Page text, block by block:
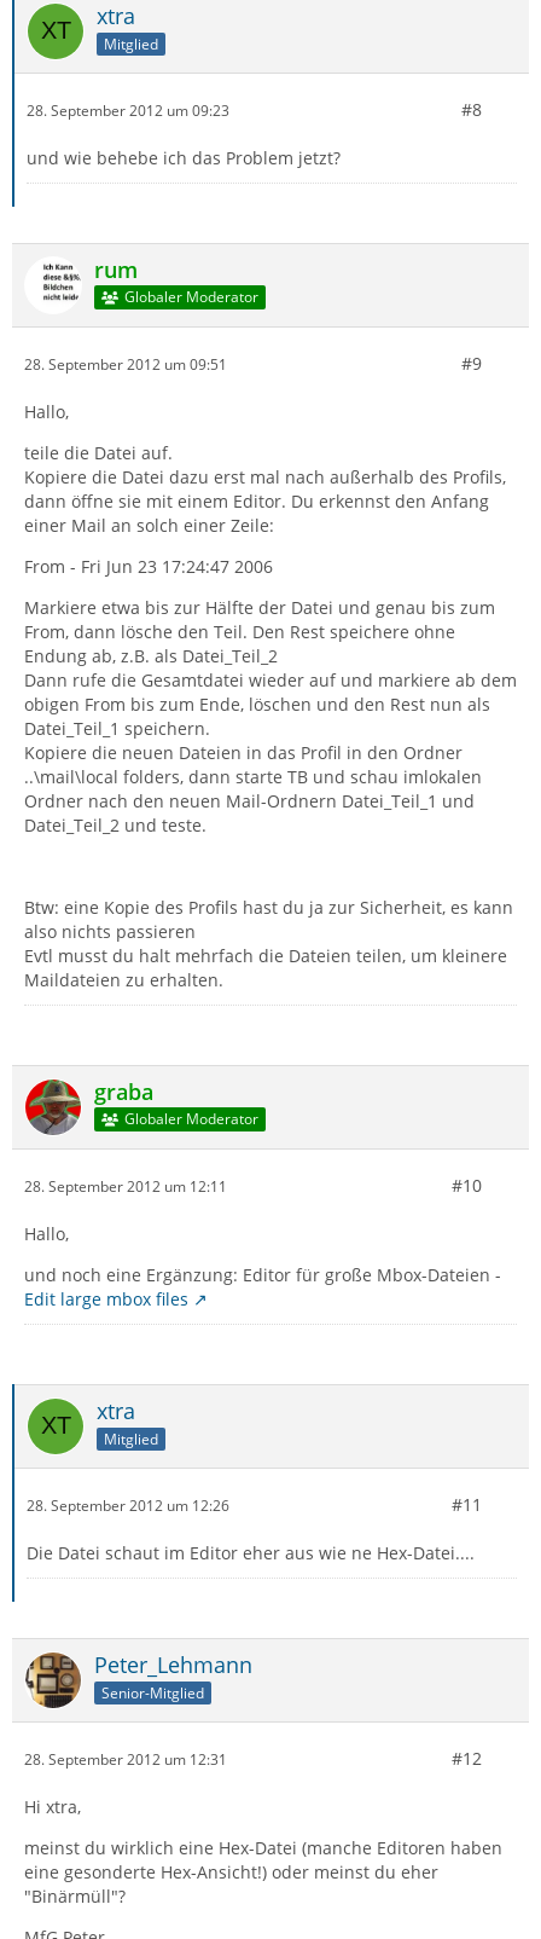
xtra
Mitglied
28. September 2012 um 09:23 #8
und wie behebe ich das Problem jetzt?
rum
Globaler Moderator
28. September 2012 um 09:51 #9
Hallo,
teile die Datei auf.
Kopiere die Datei dazu erst mal nach außerhalb des Profils,
dann öffne sie mit einem Editor. Du erkennst den Anfang
einer Mail an solch einer Zeile:
From - Fri Jun 23 17:24:47 2006
Markiere etwa bis zur Hälfte der Datei und genau bis zum
From, dann lösche den Teil. Den Rest speichere ohne
Endung ab, z.B. als Datei_Teil_2
Dann rufe die Gesamtdatei wieder auf und markiere ab dem
obigen From bis zum Ende, löschen und den Rest nun als
Datei_Teil_1 speichern.
Kopiere die neuen Dateien in das Profil in den Ordner
..\mail\local folders, dann starte TB und schau imlokalen
Ordner nach den neuen Mail-Ordnern Datei_Teil_1 und
Datei_Teil_2 und teste.
Btw: eine Kopie des Profils hast du ja zur Sicherheit, es kann
also nichts passieren
Evtl musst du halt mehrfach die Dateien teilen, um kleinere
Maildateien zu erhalten.
graba
Globaler Moderator
28. September 2012 um 12:11 #10
Hallo,
und noch eine Ergänzung: Editor für große Mbox-Dateien -
Edit large mbox files
xtra
Mitglied
28. September 2012 um 12:26 #11
Die Datei schaut im Editor eher aus wie ne Hex-Datei....
Peter_Lehmann
Senior-Mitglied
28. September 2012 um 12:31 #12
Hi xtra,
meinst du wirklich eine Hex-Datei (manche Editoren haben
eine gesonderte Hex-Ansicht!) oder meinst du eher
"Binärmüll"?